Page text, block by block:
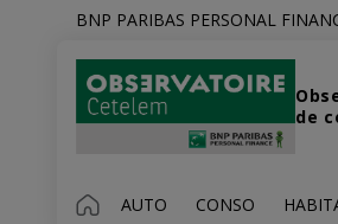
BNP PARIBAS PERSONAL
de
AUTO CONSO